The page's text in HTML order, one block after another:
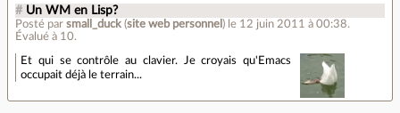
# Un WM en Lisp?
Posté par small_duck (site web personnel ) le 12 juin 2011 à 00:38.
Évalué à 10.
Et qui se contrôle au clavier. Je croyais qu'Emacs
occupait déjà le terrain...